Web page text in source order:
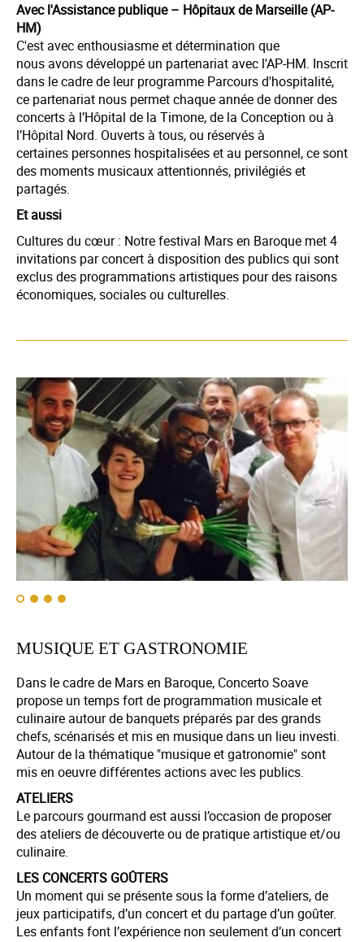
Avec l'Assistance publique – Hôpitaux de Marseille (AP-
HM)
C'est avec enthousiasme et détermination que
nous avons développé un partenariat avec l'AP-HM. Inscrit
dans le cadre de leur programme Parcours d'hospitalité,
ce partenariat nous permet chaque année de donner des
concerts à l’Hôpital de la Timone, de la Conception ou à
l’Hôpital Nord. Ouverts à tous, ou réservés à
certaines personnes hospitalisées et au personnel, ce sont
des moments musicaux attentionnés, privilégiés et
partagés.
Et aussi
Cultures du cœur : Notre festival Mars en Baroque met 4
invitations par concert à disposition des publics qui sont
exclus des programmations artistiques pour des raisons
économiques, sociales ou culturelles.
MUSIQUE ET GASTRONOMIE
Dans le cadre de Mars en Baroque, Concerto Soave
propose un temps fort de programmation musicale et
culinaire autour de banquets préparés par des grands
chefs, scénarisés et mis en musique dans un lieu investi.
Autour de la thématique "musique et gatronomie" sont
mis en oeuvre différentes actions avec les publics.
ATELIERS
Le parcours gourmand est aussi l’occasion de proposer
des ateliers de découverte ou de pratique artistique et/ou
culinaire.
LES CONCERTS GOÛTERS
Un moment qui se présente sous la forme d’ateliers, de
jeux participatifs, d’un concert et du partage d’un goûter.
Les enfants font l’expérience non seulement d’un concert